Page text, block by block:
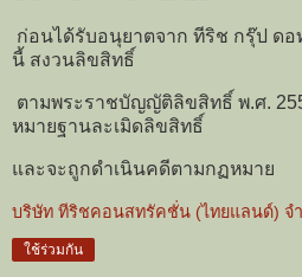
ก่อนได้รับอนุยาตจาก ทีริช กรุ๊ป ดอ
นี้ สงวนลิขสิทธิ์
ตามพระราชบัญญัติลิขสิทธิ์ พ.ศ.
หมายฐานละเมิดลิขสิทธิ์
และจะถูกดำเนินคดีตามกฏหมาย
บริษัท ทีริชคอนสทรัคชั่น (ไทยแลนด์) จ
ใช้ร่วมกัน